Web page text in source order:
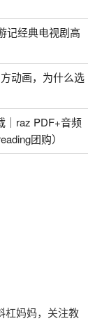
记经典电视剧高
动画，为什么选
｜raz PDF+音频
团购）
杠妈妈，关注教